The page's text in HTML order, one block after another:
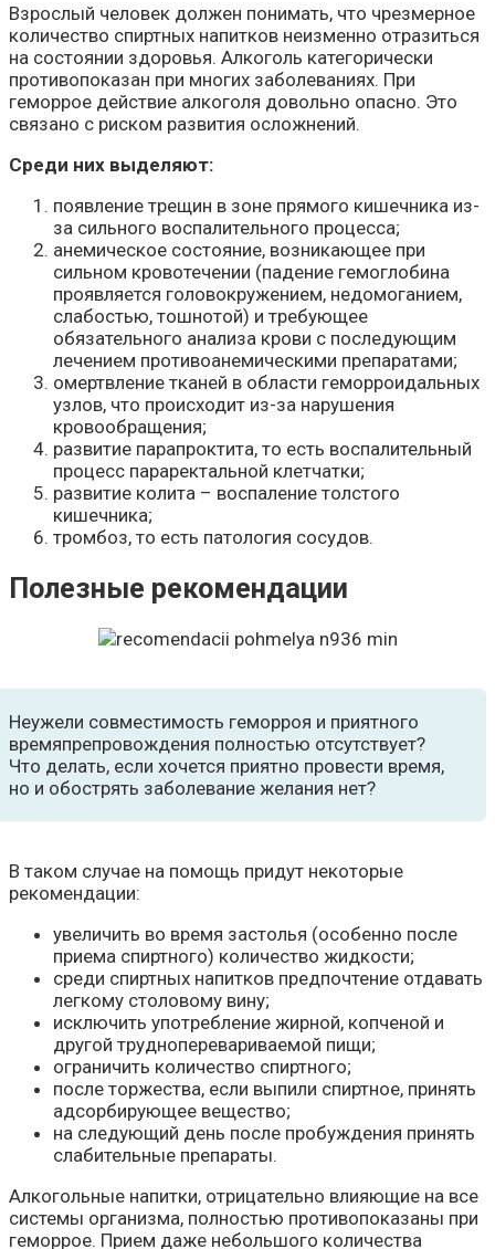
Взрослый человек должен понимать, что чрезмерное
количество спиртных напитков неизменно отразиться
на состоянии здоровья. Алкоголь категорически
противопоказан при многих заболеваниях. При
геморрое действие алкоголя довольно опасно. Это
связано с риском развития осложнений.
Среди них выделяют:
появление трещин в зоне прямого кишечника из-
за сильного воспалительного процесса;
анемическое состояние, возникающее при
сильном кровотечении (падение гемоглобина
проявляется головокружением, недомоганием,
слабостью, тошнотой) и требующее
обязательного анализа крови с последующим
лечением противоанемическими препаратами;
омертвление тканей в области геморроидальных
узлов, что происходит из-за нарушения
кровообращения;
развитие парапроктита, то есть воспалительный
процесс параректальной клетчатки;
развитие колита – воспаление толстого
кишечника;
тромбоз, то есть патология сосудов.
Полезные рекомендации
Неужели совместимость геморроя и приятного
времяпрепровождения полностью отсутствует?
Что делать, если хочется приятно провести время,
но и обострять заболевание желания нет?
В таком случае на помощь придут некоторые
рекомендации:
увеличить во время застолья (особенно после
приема спиртного) количество жидкости;
среди спиртных напитков предпочтение отдавать
легкому столовому вину;
исключить употребление жирной, копченой и
другой трудноперевариваемой пищи;
ограничить количество спиртного;
после торжества, если выпили спиртное, принять
адсорбирующее вещество;
на следующий день после пробуждения принять
слабительные препараты.
Алкогольные напитки, отрицательно влияющие на все
системы организма, полностью противопоказаны при
геморрое. Прием даже небольшого количества